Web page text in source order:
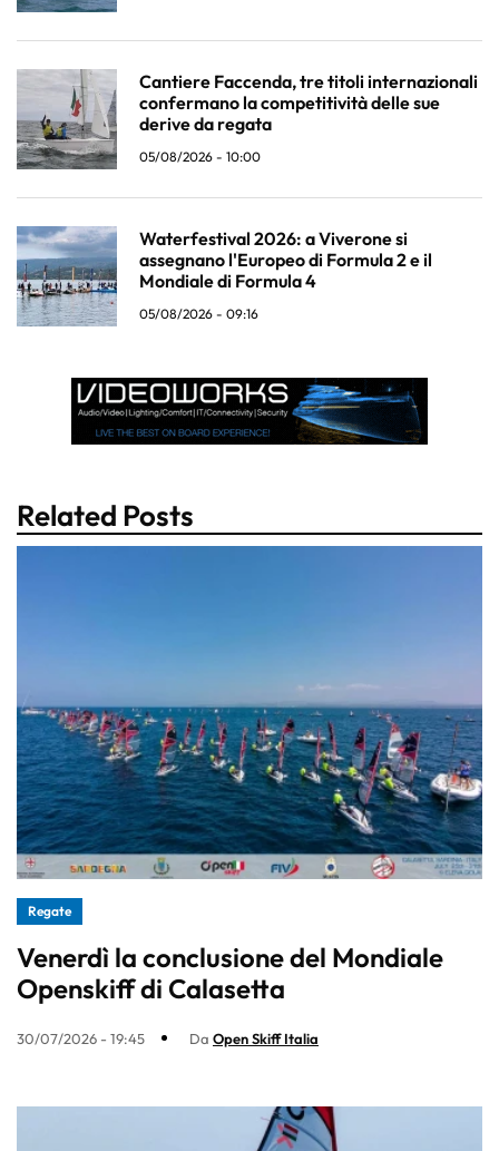
Cantiere Faccenda, tre titoli internazionali
confermano la competitività delle sue
derive da regata
05/08/2026 - 10:00
Waterfestival 2026: a Viverone si
assegnano l'Europeo di Formula 2 e il
Mondiale di Formula 4
05/08/2026 - 09:16
Related Posts
Regate
Venerdì la conclusione del Mondiale
Openskiff di Calasetta
30/07/2026 - 19:45 Da Open Skiff Italia